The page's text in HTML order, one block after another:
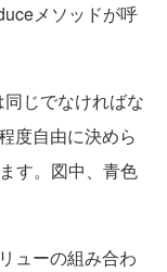
メソッドが呼
じでなければな
度自由に決めら
す。図中、青色
ューの組み合わ